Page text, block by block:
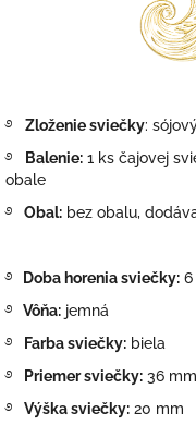
࿔ Zloženie sviečky:
࿔
Balenie: 1 ks čajovej
obale
࿔
Obal: bez obalu,
࿔ Doba horenia sviečky: 6
࿔
Vôňa: jemná
࿔
Farba sviečky: biela
࿔
Priemer sviečky: 36 mm
࿔
Výška sviečky: 20 mm